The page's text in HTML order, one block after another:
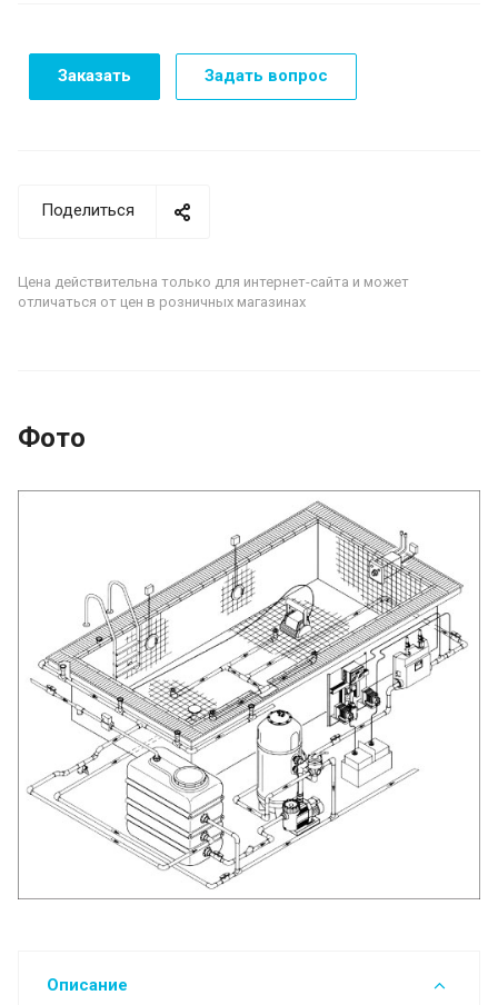
Заказать Задать вопрос
Поделиться
Цена действительна только для интернет-сайта и может
отличаться от цен в розничных магазинах
Фото
Описание